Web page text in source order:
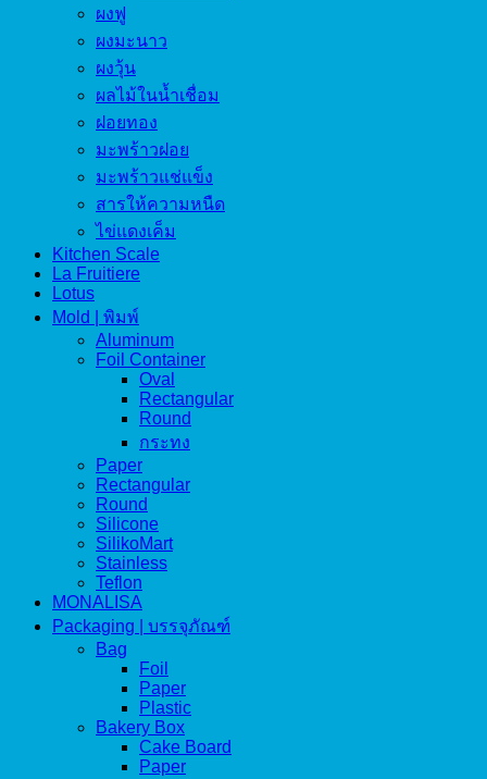
ผงฟู
ผงมะนาว
ผงวุ้น
ผลไม้ในน้ำเชื่อม
ฝอยทอง
มะพร้าวฝอย
มะพร้าวแช่แข็ง
สารให้ความหนืด
ไข่แดงเค็ม
Kitchen Scale
La Fruitiere
Lotus
Mold | พิมพ์
Aluminum
Foil Container
Oval
Rectangular
Round
กระทง
Paper
Rectangular
Round
Silicone
SilikoMart
Stainless
Teflon
MONALISA
Packaging | บรรจุภัณฑ์
Bag
Foil
Paper
Plastic
Bakery Box
Cake Board
Paper